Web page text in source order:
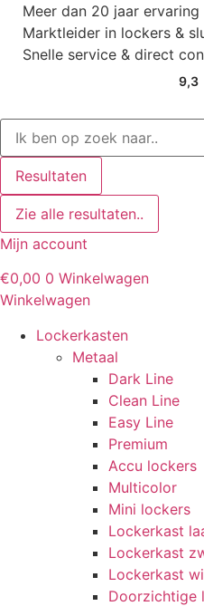
naar
Meer dan 20 jaar
Marktleider in lockers &
Snelle service & direct
Search
Resultaten
Zie alle resultaten..
Mijn account
€0,00 0 Winkelwagen
Winkelwagen
Lockerkasten
Metaal
Dark Line
Clean Line
Easy Line
Premium
Accu lockers
Multicolor
Mini lockers
Lockerkast
Lockerkast
Lockerkast
Doorzichtige